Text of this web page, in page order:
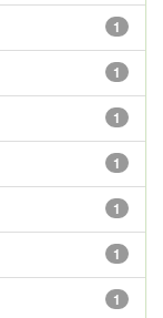
1
1
1
1
1
1
1